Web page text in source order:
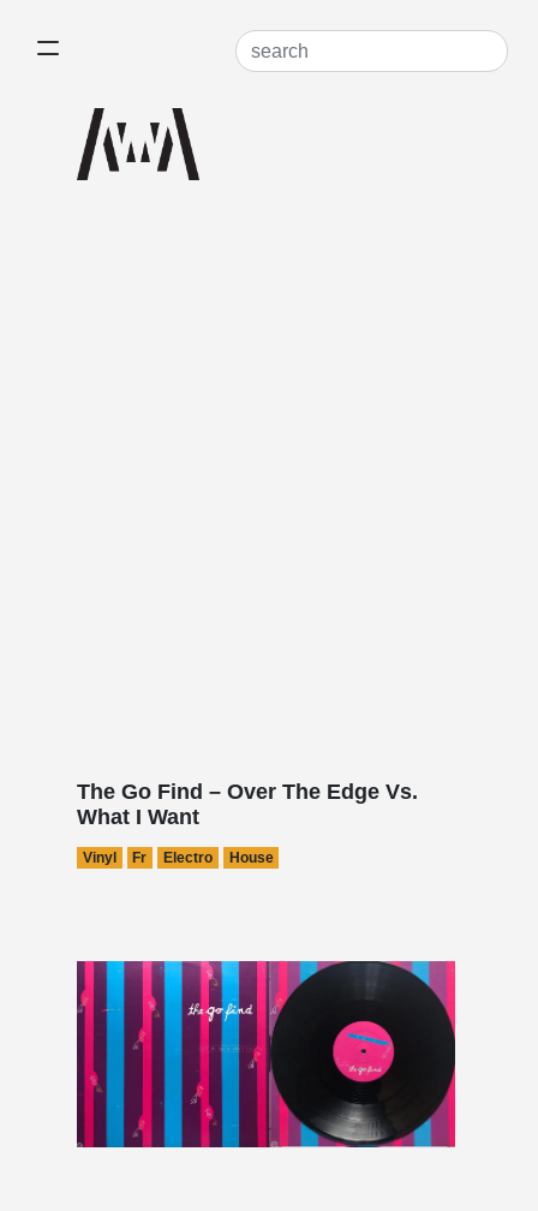
The Go Find – Over The Edge Vs.
What I Want
Vinyl Fr Electro House